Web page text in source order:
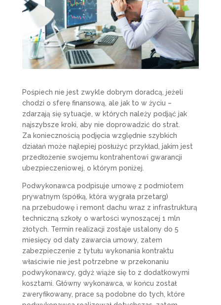
Pośpiech nie jest zwykle dobrym doradcą, jeżeli
chodzi o sferę finansową, ale jak to w życiu –
zdarzają się sytuacje, w których należy podjąć jak
najszybsze kroki, aby nie doprowadzić do strat.
Za koniecznością podjęcia względnie szybkich
działań może najlepiej posłużyć przykład, jakim jest
przedłożenie swojemu kontrahentowi gwarancji
ubezpieczeniowej, o którym poniżej.
Podwykonawca podpisuje umowę z podmiotem
prywatnym (spółką, która wygrała przetarg)
na przebudowę i remont dachu wraz z infrastrukturą
techniczną szkoły o wartości wynoszącej 1 mln
złotych. Termin realizacji zostaje ustalony do 5
miesięcy od daty zawarcia umowy, zatem
zabezpieczenie z tytułu wykonania kontraktu
właściwie nie jest potrzebne w przekonaniu
podwykonawcy, gdyż wiąże się to z dodatkowymi
kosztami. Główny wykonawca, w końcu został
zweryfikowany, prace są podobne do tych, które